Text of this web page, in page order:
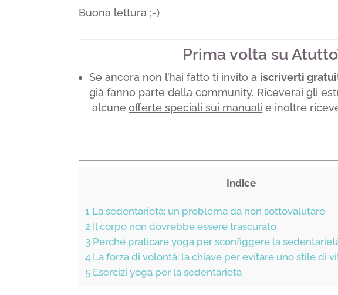
Buona lettura ;-)
Prima volta su
Se ancora non l’hai fatto ti invito a iscriverti
già fanno parte della community. Riceverai gli
alcune offerte speciali sui manuali e inoltre
Indice
1 La sedentarietà: un problema da non sottovalutare
2 Il corpo non dovrebbe essere trascurato
3 Perché praticare yoga per sconfiggere la
4 La forza di volontà: la chiave per evitare uno stile di
5 Esercizi yoga per la sedentarietà